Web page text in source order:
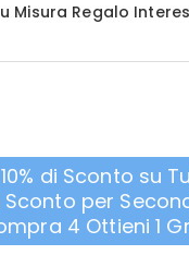
Regalo
10% di Sconto su
Sconto per
4 Ottieni 1